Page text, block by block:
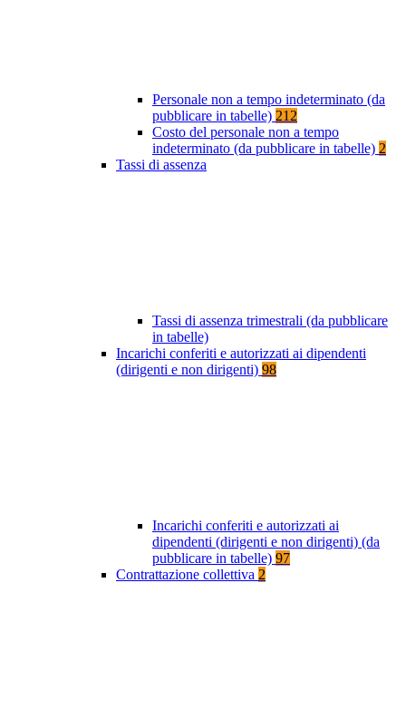
Personale non a tempo indeterminato (da
pubblicare in tabelle) 212
Costo del personale non a tempo
indeterminato (da pubblicare in tabelle) 2
Tassi di assenza
Tassi di assenza trimestrali (da pubblicare
in tabelle)
Incarichi conferiti e autorizzati ai dipendenti
(dirigenti e non dirigenti) 98
Incarichi conferiti e autorizzati ai
dipendenti (dirigenti e non dirigenti) (da
pubblicare in tabelle) 97
Contrattazione collettiva 2